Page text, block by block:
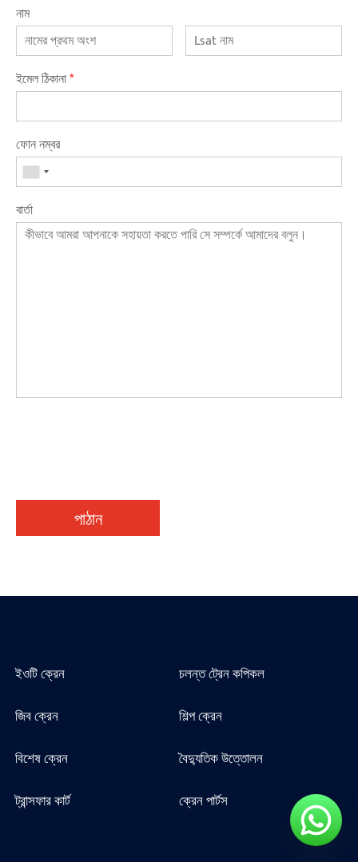
নাম
ইমেল ঠিকানা*
ফোন নম্বর
বার্তা
পাঠান
ইওটি ক্রেন
চলন্ত ট্রেন কপিকল
জিব ক্রেন
শিল্প ক্রেন
বিশেষ ক্রেন
বৈদ্যুতিক উত্তোলন
ট্রান্সফার কার্ট
ক্রেন পার্টস